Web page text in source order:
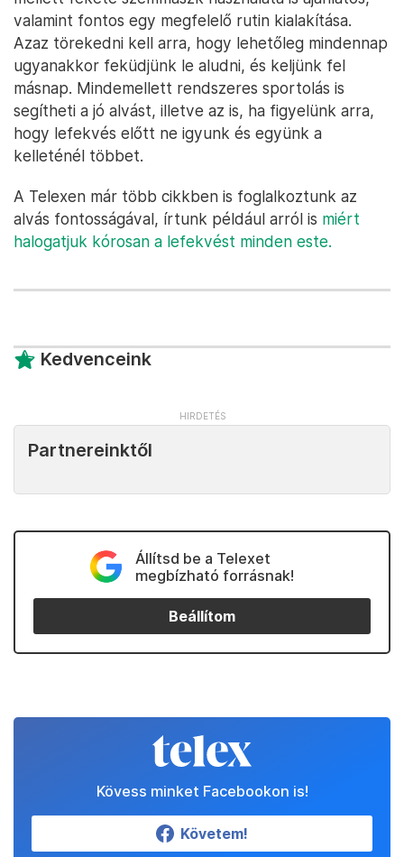
valamint fontos egy megfelelő rutin kialakítása.
Azaz törekedni kell arra, hogy lehetőleg mindennap
ugyanakkor feküdjünk le aludni, és keljünk fel
másnap. Mindemellett rendszeres sportolás is
segítheti a jó alvást, illetve az is, ha figyelünk arra,
hogy lefekvés előtt ne igyunk és együnk a
kelleténél többet.
A Telexen már több cikkben is foglalkoztunk az
alvás fontosságával, írtunk például arról is miért
halogatjuk kórosan a lefekvést minden este.
Kedvenceink
Partnereinktől
Állítsd be a Telexet
megbízható forrásnak!
Beállítom
Kövess minket Facebookon is!
Követem!